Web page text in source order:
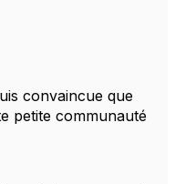
convaincue que
petite communauté